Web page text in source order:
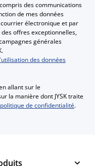
des communications
de mes données
électronique et par
offres exceptionnelles,
générales
des données
allant sur le
la manière dont JYSK traite
politique de confidentialité.